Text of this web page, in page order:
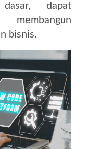
dapat
membangun
bisnis.